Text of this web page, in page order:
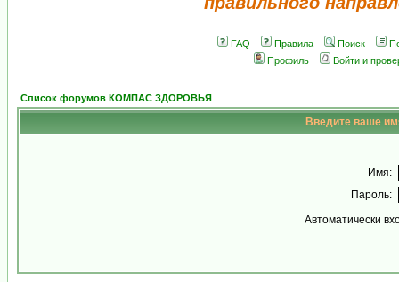
FAQ Правила Поиск
Профиль
Войти и
Список форумов КОМПАС ЗДОРОВЬЯ
Введите ваше
Имя:
Пароль:
Автоматически